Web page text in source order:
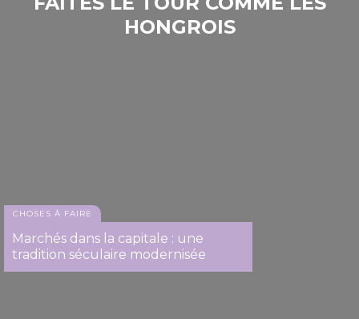
HONGROIS
CHOSES À FAIRE
Marchés dans la capitale : une
tradition séculaire modernisée